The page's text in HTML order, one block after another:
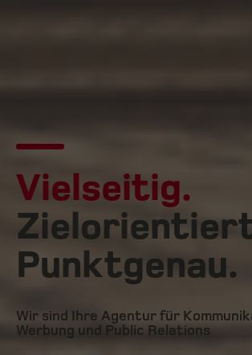
Vielseitig.
Punktgenau.
Wir sind Ihre Agentur für
Werbung und Public Relations